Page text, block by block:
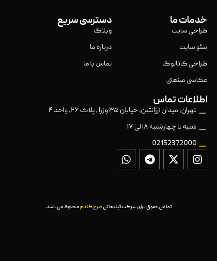
خدمات ما
طراحی سایت
سئو سایت
طراحی کاتالوگ
عکاسی صنعتی
دسترسی سریع
وبلاگ
درباره ما
تماس با ما
اطلاعات تماس
تهران، میدان آرژانتین، خیابان ۳۵ وزرا ، پلاک ۲۶، واحد ۴
شنبه تا چهارشنبه ۸ الی ۱۷
02152372000
تمامی حقوق برای شرکت تبلیغاتیطرح گندممحفوظ می‌باشد.